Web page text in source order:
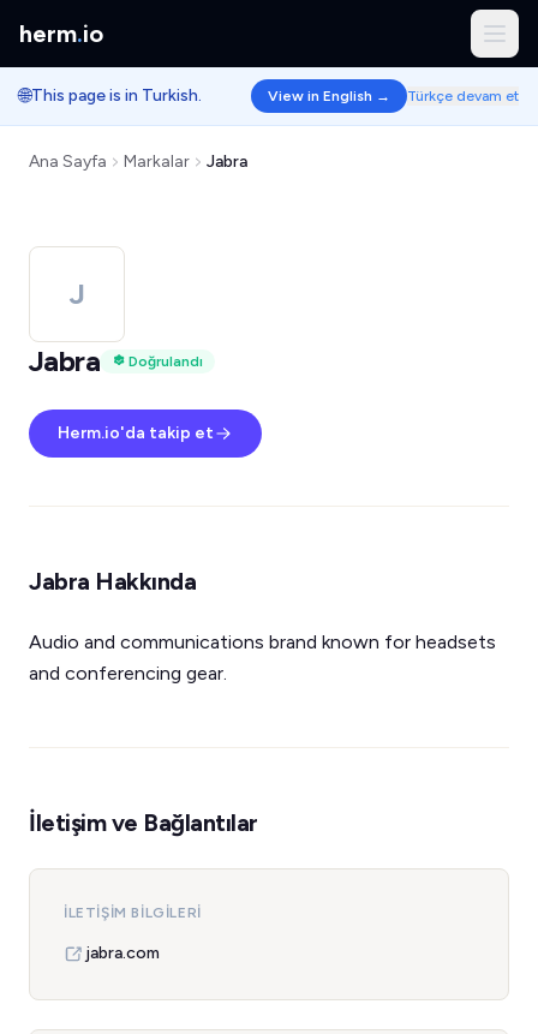
herm.io
🌐This page is in Turkish. View in English → Türkçe devam et
Ana Sayfa Markalar Jabra
J
Jabra
Doğrulandı
Herm.io'da takip et
Jabra Hakkında
Audio and communications brand known for headsets
and conferencing gear.
İletişim ve Bağlantılar
İLETIŞIM BILGILERI
jabra.com